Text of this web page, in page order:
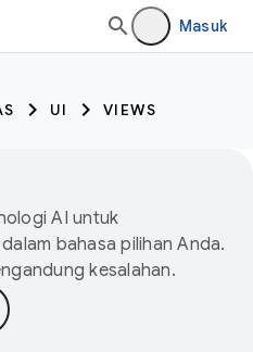
Masuk
UI VIEWS
AI untuk
bahasa pilihan Anda.
kesalahan.